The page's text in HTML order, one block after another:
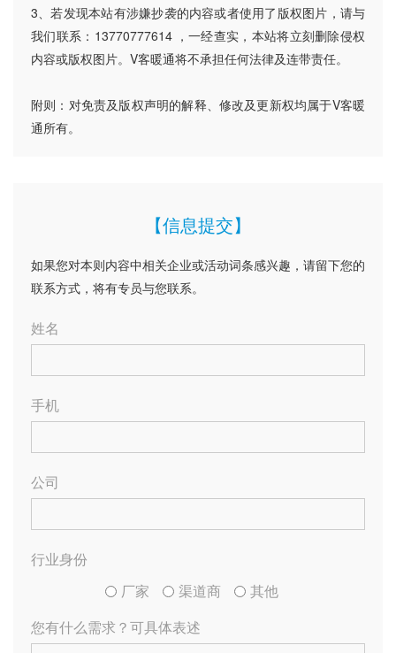
3、若发现本站有涉嫌抄袭的内容或者使用了版权图片，请与
我们联系：13770777614 ，一经查实，本站将立刻删除侵权
内容或版权图片。V客暖通将不承担任何法律及连带责任。
附则：对免责及版权声明的解释、修改及更新权均属于V客暖
通所有。